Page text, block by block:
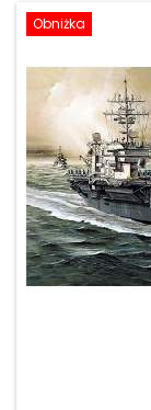
Obniżka